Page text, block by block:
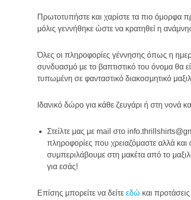
Πρωτοτυπήστε και χαρίστε τα πιο όμορφα
μόλις γεννήθηκε ώστε να κρατηθεί η
Όλες οι πληροφορίες γέννησης όπως η
συνδυασμό με το βαπτιστικό του όνομα θα
τυπωμένη σε φανταστικό διακοσμητικό
Ιδανικό δώρο για κάθε ζευγάρι ή στη νονά
Στείλτε μας με mail στο
πληροφορίες που χρειαζόμαστε αλλά
συμπεριλάβουμε στη μακέτα από το
για εσάς!
Επίσης μπορείτε να δείτε εδώ και